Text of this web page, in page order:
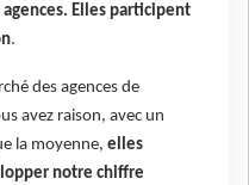
Elles participent
.
des agences de
avez raison, avec un
la moyenne, elles
notre chiffre